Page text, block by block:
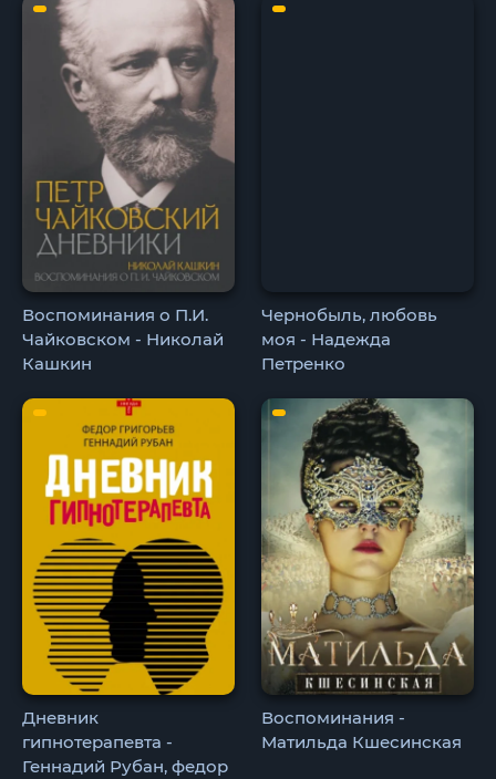
Воспоминания о П.И.
Чайковском - Николай
Кашкин
Чернобыль, любовь
моя - Надежда
Петренко
Дневник
гипнотерапевта -
Геннадий Рубан, федор
Воспоминания -
Матильда Кшесинская